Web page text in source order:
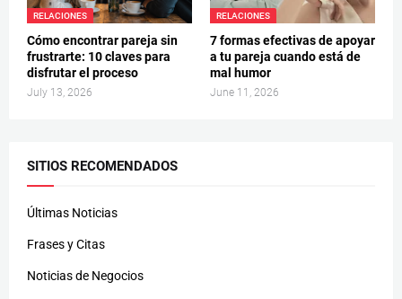
RELACIONES
Cómo encontrar pareja sin
frustrarte: 10 claves para
disfrutar el proceso
July 13, 2026
RELACIONES
7 formas efectivas de apoyar
a tu pareja cuando está de
mal humor
June 11, 2026
SITIOS RECOMENDADOS
Últimas Noticias
Frases y Citas
Noticias de Negocios